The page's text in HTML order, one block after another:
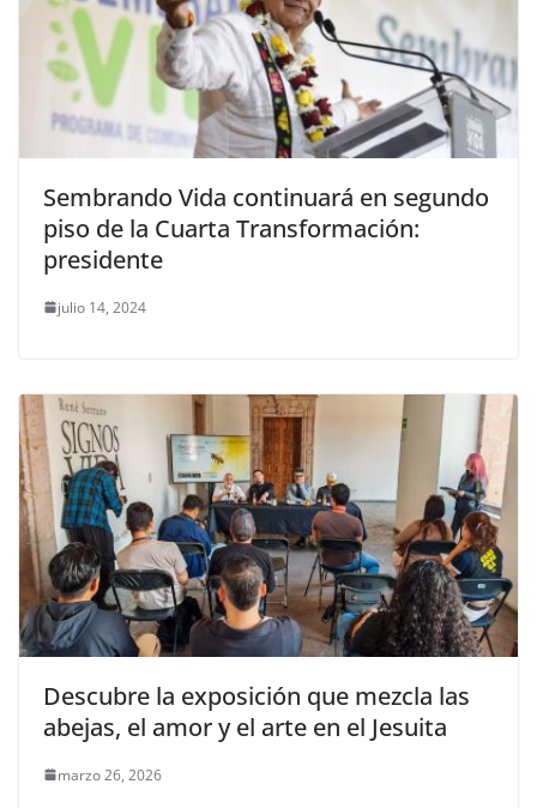
Sembrando Vida continuará en segundo
piso de la Cuarta Transformación:
presidente
julio 14, 2024
Descubre la exposición que mezcla las
abejas, el amor y el arte en el Jesuita
marzo 26, 2026